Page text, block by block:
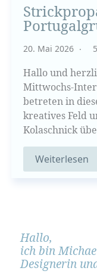
20. Mai 2026
Hallo und
Mittwochs-
betreten in
kreatives Feld
Kolaschnick
Weiterlesen
Hallo,
ich bin
Designerin